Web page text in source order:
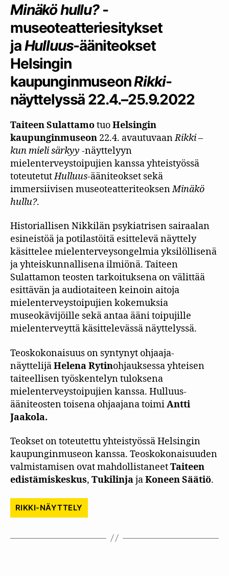
Minäkö hullu?-
museoteatteriesitykset
jaHulluus-ääniteokset
Helsingin
kaupunginmuseonRikki-
näyttelyssä 22.4.–25.9.2022
Taiteen SulattamotuoHelsingin
kaupunginmuseon 22.4. avautuvaanRikki –
kun mieli särkyy -näyttelyyn
mielenterveystoipujien kanssa yhteistyössä
toteutetutHulluus-ääniteokset sekä
immersiivisen museoteatteriteoksenMinäkö
hullu?.
Historiallisen Nikkilän psykiatrisen sairaalan
esineistöä ja potilastöitä esittelevä näyttely
käsittelee mielenterveysongelmia yksilöllisenä
ja yhteiskunnallisena ilmiönä. Taiteen
Sulattamon teosten tarkoituksena on välittää
esittävän ja audiotaiteen keinoin aitoja
mielenterveystoipujien kokemuksia
museokävijöille sekä antaa ääni toipujille
mielenterveyttä käsittelevässä näyttelyssä.
Teoskokonaisuus on syntynyt ohjaaja-
näyttelijäHelena Rytinohjauksessa yhteisen
taiteellisen työskentelyn tuloksena
mielenterveystoipujien kanssa. Hulluus-
ääniteosten toisena ohjaajana toimiAntti
Jaakola.
Teokset on toteutettu yhteistyössä Helsingin
kaupunginmuseon kanssa. Teoskokonaisuuden
valmistamisen ovat mahdollistaneetTaiteen
edistämiskeskus, TukilinjajaKoneen Säätiö.
RIKKI-NÄYTTELY